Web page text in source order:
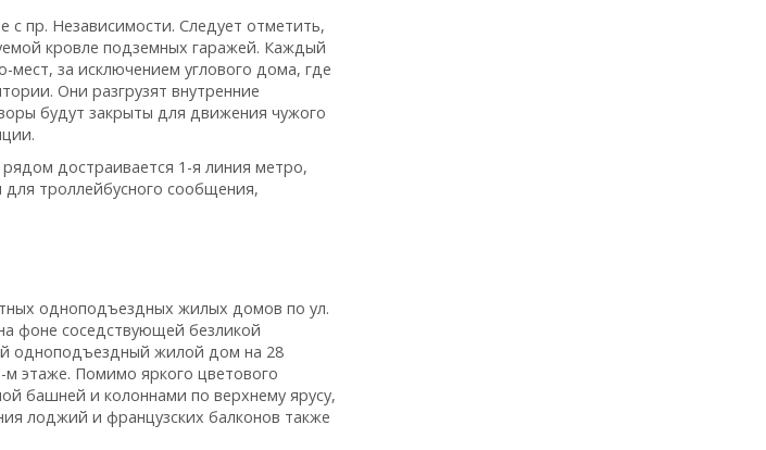
пр. Независимости. Следует отметить,
кровле подземных гаражей. Каждый
за исключением углового дома, где
Они разгрузят внутренние
будут закрыты для движения чужого
достраивается 1-я линия метро,
троллейбусного сообщения,
одноподъездных жилых домов по ул.
фоне соседствующей безликой
одноподъездный жилой дом на 28
этаже. Помимо яркого цветового
башней и колоннами по верхнему ярусу,
лоджий и французских балконов также